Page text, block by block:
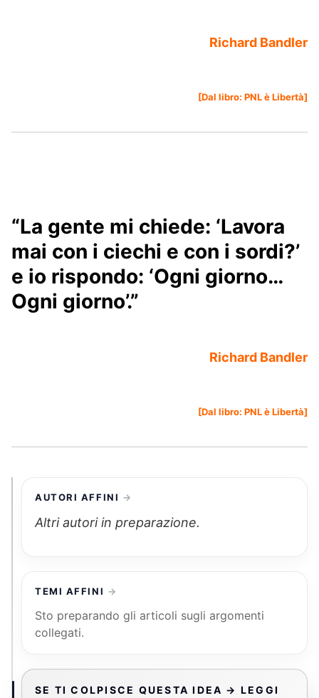
Richard Bandler
[Dal libro: PNL è Libertà]
“La gente mi chiede: ‘Lavora
mai con i ciechi e con i sordi?’
e io rispondo: ‘Ogni giorno…
Ogni giorno’.”
Richard Bandler
[Dal libro: PNL è Libertà]
AUTORI AFFINI
Altri autori in preparazione.
TEMI AFFINI
Sto preparando gli articoli sugli argomenti
collegati.
SE TI COLPISCE QUESTA IDEA → LEGGI